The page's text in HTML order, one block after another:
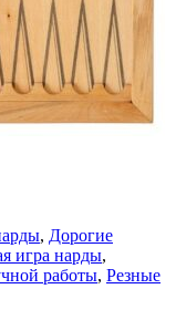
, Дорогие
игра нарды,
работы, Резные